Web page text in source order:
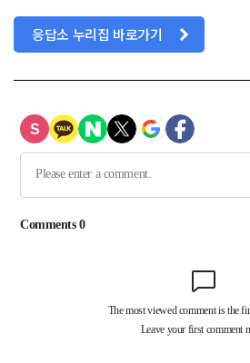
응답소 누리집 바로가기